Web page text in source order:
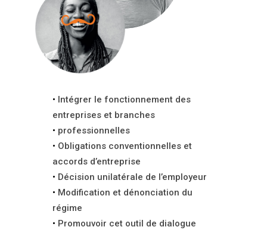
Intégrer le fonctionnement des
entreprises et branches
professionnelles
Obligations conventionnelles et
accords d’entreprise
Décision unilatérale de l’employeur
Modification et dénonciation du
régime
Promouvoir cet outil de dialogue